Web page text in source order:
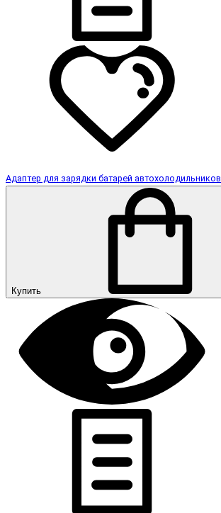
Адаптер для зарядки батарей автохолодильников
Купить